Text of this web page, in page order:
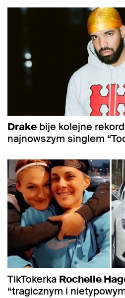
Drake bije kolejne
najnowszym singlem
TikTokerka Rochelle
“tragicznym i